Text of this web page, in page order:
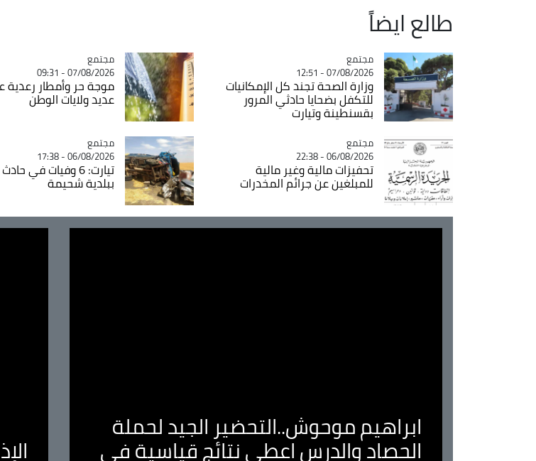
طالع ايضاً
Catégorie
مجتمع
07/08/2026 - 12:51
وزارة الصحة تجند كل الإمكانيات
للتكفل بضحايا حادثي المرور
بقسنطينة وتيارت
Catégorie
مجتمع
07/08/2026 - 09:31
موجة حر وأمطار رعدية
عديد ولايات الوطن
Catégorie
مجتمع
06/08/2026 - 22:38
تحفيزات مالية وغير مالية
للمبلغين عن جرائم المخدرات
Catégorie
مجتمع
06/08/2026 - 17:38
تيارت: 6 وفيات في
ببلدية شحيمة
ابراهيم موحوش..التحضير الجيد لحملة
الحصاد والدرس اعطى نتائج قياسية في